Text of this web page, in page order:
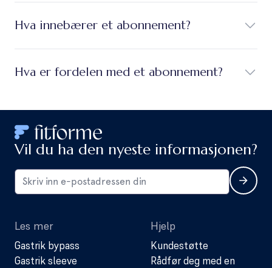
Hva innebærer et abonnement?
Hva er fordelen med et abonnement?
Vil du ha den nyeste informasjonen?
Les mer
Gastrik bypass
Gastrik sleeve
Hjelp
Kundestøtte
Rådfør deg med en